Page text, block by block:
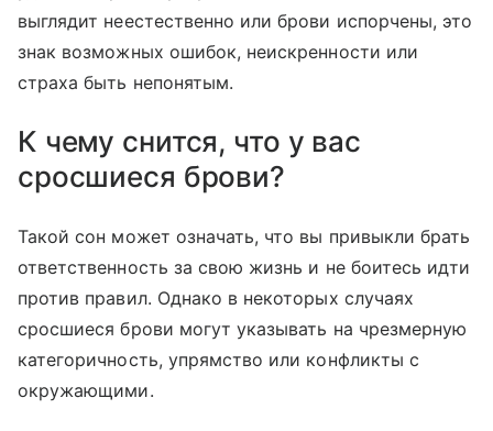
выглядит неестественно или брови испорчены, это
знак возможных ошибок, неискренности или
страха быть непонятым.
К чему снится, что у вас
сросшиеся брови?
Такой сон может означать, что вы привыкли брать
ответственность за свою жизнь и не боитесь идти
против правил. Однако в некоторых случаях
сросшиеся брови могут указывать на чрезмерную
категоричность, упрямство или конфликты с
окружающими.